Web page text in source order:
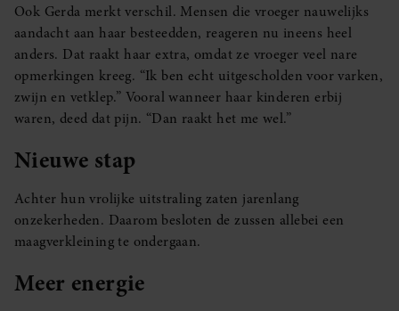
Ook Gerda merkt verschil. Mensen die vroeger nauwelijks
aandacht aan haar besteedden, reageren nu ineens heel
anders. Dat raakt haar extra, omdat ze vroeger veel nare
opmerkingen kreeg. “Ik ben echt uitgescholden voor varken,
zwijn en vetklep.” Vooral wanneer haar kinderen erbij
waren, deed dat pijn. “Dan raakt het me wel.”
Nieuwe stap
Achter hun vrolijke uitstraling zaten jarenlang
onzekerheden. Daarom besloten de zussen allebei een
maagverkleining te ondergaan.
Meer energie